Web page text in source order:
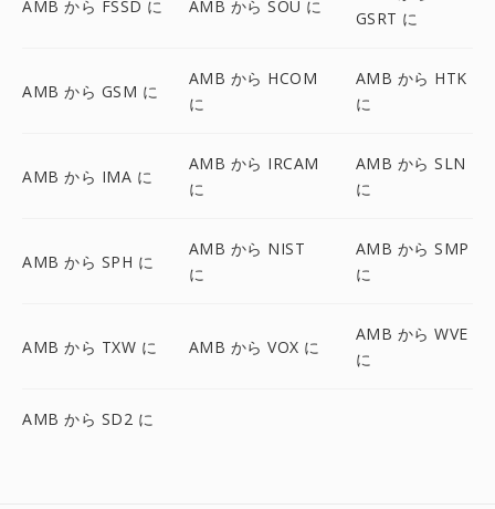
AMB から FSSD に AMB から SOU に
GSRT に
AMB から GSM に
AMB から HCOM
に
AMB から HTK
に
AMB から IMA に
AMB から IRCAM
に
AMB から SLN
に
AMB から SPH に
AMB から NIST
に
AMB から SMP
に
AMB から TXW に AMB から VOX に
AMB から WVE
に
AMB から SD2 に